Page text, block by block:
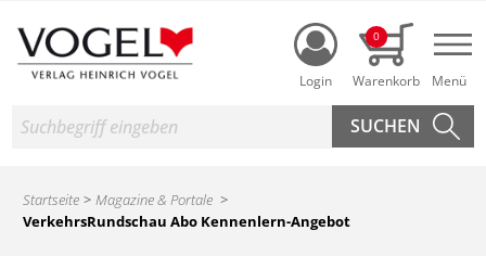
Login
0
Suche
Startseite
Magazine & Portale
VerkehrsRundschau Abo Kennenlern-Angebot